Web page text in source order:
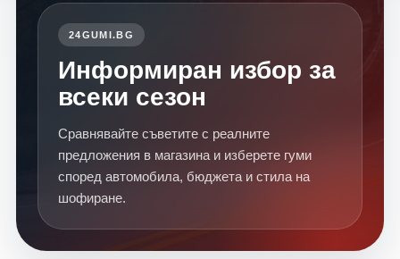
24GUMI.BG
Информиран избор за
всеки сезон
Сравнявайте съветите с реалните
предложения в магазина и изберете гуми
според автомобила, бюджета и стила на
шофиране.